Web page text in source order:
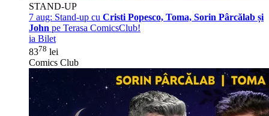
STAND-UP
7 aug: Stand-up cu Cristi Popesco, Toma, Sorin Pârcălab și
John pe Terasa ComicsClub!
ia Bilet
8378 lei
Comics Club